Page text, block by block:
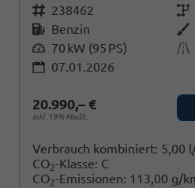
Fahrzeugnr. 238462
KraftstoffBenzin
Leistung 70 kW (95 PS)
07.01.2026
20.990,– €
inkl. 19% MwSt.
Verbrauch kombiniert: 5,00
CO2-Klasse: C
CO2-Emissionen: 113,00 g/